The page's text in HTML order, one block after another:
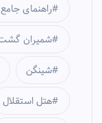
راهنمای
شمیران
شینگن
هتل استقلال